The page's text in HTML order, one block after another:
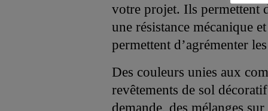
votre projet. Ils permettent
une résistance mécanique
permettent d’agrémenter
Des couleurs unies aux
revêtements de sol
demande, des mélanges